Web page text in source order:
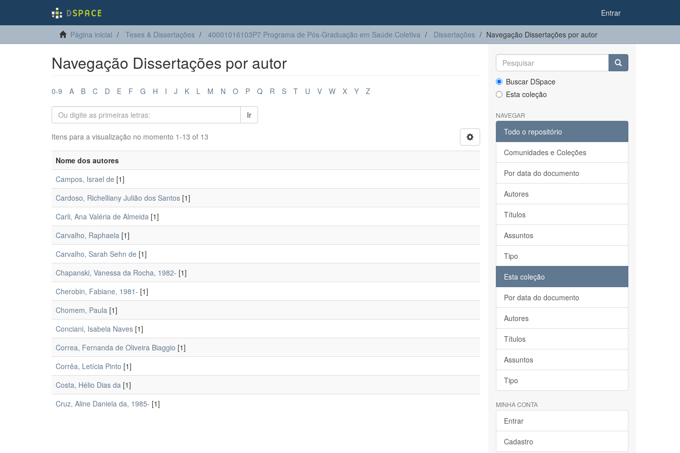
Entrar
Página inicial Teses & Dissertações 40001016103P7 Programa de Pós-Graduação em Saúde Coletiva Dissertações Navegação Dissertações por autor
Navegação Dissertações por autor
0-9 A B C D E F G H I J K L M N O P Q R S T U V W X Y Z
Ir
Itens para a visualização no momento 1-13 of 13
Nome dos autores
Campos, Israel de [1]
Cardoso, Richelliany Julião dos Santos [1]
Carli, Ana Valéria de Almeida [1]
Carvalho, Raphaela [1]
Carvalho, Sarah Sehn de [1]
Chapanski, Vanessa da Rocha, 1982- [1]
Cherobin, Fabiane, 1981- [1]
Chomem, Paula [1]
Conciani, Isabela Naves [1]
Correa, Fernanda de Oliveira Biaggio [1]
Corrêa, Letícia Pinto [1]
Costa, Hélio Dias da [1]
Cruz, Aline Daniela da, 1985- [1]
Buscar DSpace
Esta coleção
NAVEGAR
Todo o repositório
Comunidades e Coleções
Por data do documento
Autores
Títulos
Assuntos
Tipo
Esta coleção
Por data do documento
Autores
Títulos
Assuntos
Tipo
MINHA CONTA
Entrar
Cadastro